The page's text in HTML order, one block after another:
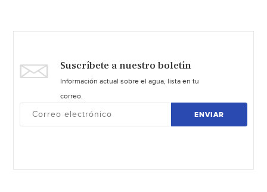
Suscríbete a nuestro boletín
Información actual sobre el agua, lista en tu
correo.
ENVIAR